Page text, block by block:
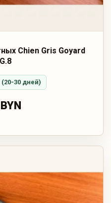
Chien Gris Goyard
30 дней)